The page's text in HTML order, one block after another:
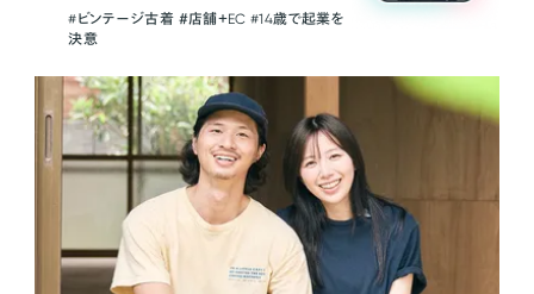
#ビンテージ古着 ＃店舗＋EC #14歳で起業を
決意